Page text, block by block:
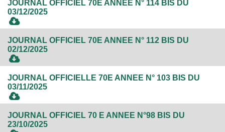
JOURNAL OFFICIEL 70E ANNEE N° 114 BIS DU
03/12/2025
JOURNAL OFFICIEL 70E ANNEE N° 112 BIS DU
02/12/2025
JOURNAL OFFICIELLE 70E ANNEE N° 103 BIS DU
03/11/2025
JOURNAL OFFICIEL 70 E ANNEE N°98 BIS DU
23/10/2025